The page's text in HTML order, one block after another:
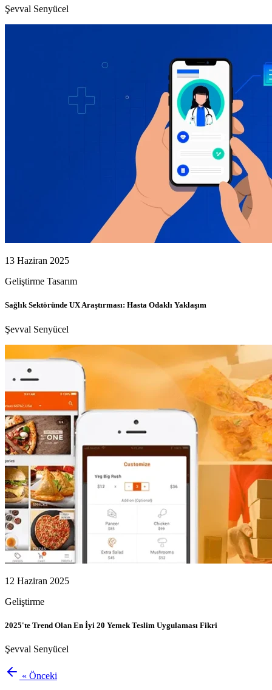
Şevval Senyücel
13 Haziran 2025
Geliştirme Tasarım
Sağlık Sektöründe UX Araştırması: Hasta Odaklı Yaklaşım
Şevval Senyücel
12 Haziran 2025
Geliştirme
2025'te Trend Olan En İyi 20 Yemek Teslim Uygulaması Fikri
Şevval Senyücel
« Önceki